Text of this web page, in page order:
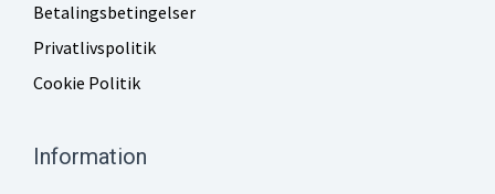
Betalingsbetingelser
Privatlivspolitik
Cookie Politik
Information